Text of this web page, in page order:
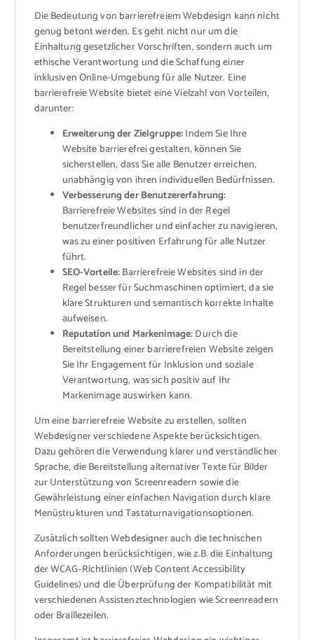
Die Bedeutung von barrierefreiem Webdesign kann nicht
genug betont werden. Es geht nicht nur um die
Einhaltung gesetzlicher Vorschriften, sondern auch um
ethische Verantwortung und die Schaffung einer
inklusiven Online-Umgebung für alle Nutzer. Eine
barrierefreie Website bietet eine Vielzahl von Vorteilen,
darunter:
Erweiterung der Zielgruppe:Indem Sie Ihre
Website barrierefrei gestalten, können Sie
sicherstellen, dass Sie alle Benutzer erreichen,
unabhängig von ihren individuellen Bedürfnissen.
Verbesserung der Benutzererfahrung:
Barrierefreie Websites sind in der Regel
benutzerfreundlicher und einfacher zu navigieren,
was zu einer positiven Erfahrung für alle Nutzer
führt.
SEO-Vorteile:Barrierefreie Websites sind in der
Regel besser für Suchmaschinen optimiert, da sie
klare Strukturen und semantisch korrekte Inhalte
aufweisen.
Reputation und Markenimage:Durch die
Bereitstellung einer barrierefreien Website zeigen
Sie Ihr Engagement für Inklusion und soziale
Verantwortung, was sich positiv auf Ihr
Markenimage auswirken kann.
Um eine barrierefreie Website zu erstellen, sollten
Webdesigner verschiedene Aspekte berücksichtigen.
Dazu gehören die Verwendung klarer und verständlicher
Sprache, die Bereitstellung alternativer Texte für Bilder
zur Unterstützung von Screenreadern sowie die
Gewährleistung einer einfachen Navigation durch klare
Menüstrukturen und Tastaturnavigationsoptionen.
Zusätzlich sollten Webdesigner auch die technischen
Anforderungen berücksichtigen, wie z.B. die Einhaltung
der WCAG-Richtlinien (Web Content Accessibility
Guidelines) und die Überprüfung der Kompatibilität mit
verschiedenen Assistenztechnologien wie Screenreadern
oder Braillezeilen.